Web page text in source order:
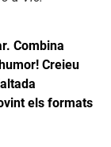
Combina
Creieu
els formats